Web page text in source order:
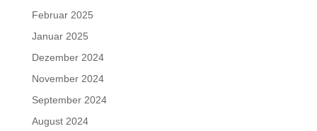
Februar 2025
Januar 2025
Dezember 2024
November 2024
September 2024
August 2024